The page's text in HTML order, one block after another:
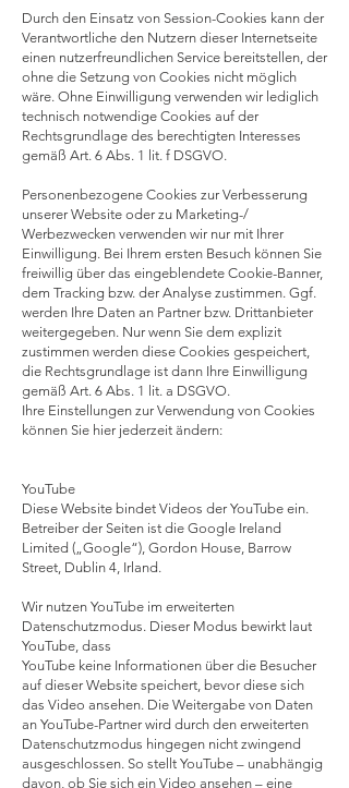
Durch den Einsatz von Session-Cookies kann der
Verantwortliche den Nutzern dieser Internetseite
einen nutzerfreundlichen Service bereitstellen, der
ohne die Setzung von Cookies nicht möglich
wäre. Ohne Einwilligung verwenden wir lediglich
technisch notwendige Cookies auf der
Rechtsgrundlage des berechtigten Interesses
gemäß Art. 6 Abs. 1 lit. f DSGVO.
Personenbezogene Cookies zur Verbesserung
unserer Website oder zu Marketing-/
Werbezwecken verwenden wir nur mit Ihrer
Einwilligung. Bei Ihrem ersten Besuch können Sie
freiwillig über das eingeblendete Cookie-Banner,
dem Tracking bzw. der Analyse zustimmen. Ggf.
werden Ihre Daten an Partner bzw. Drittanbieter
weitergegeben. Nur wenn Sie dem explizit
zustimmen werden diese Cookies gespeichert,
die Rechtsgrundlage ist dann Ihre Einwilligung
gemäß Art. 6 Abs. 1 lit. a DSGVO.
Ihre Einstellungen zur Verwendung von Cookies
können Sie hier jederzeit ändern:
YouTube
Diese Website bindet Videos der YouTube ein.
Betreiber der Seiten ist die Google Ireland
Limited („Google“), Gordon House, Barrow
Street, Dublin 4, Irland.
Wir nutzen YouTube im erweiterten
Datenschutzmodus. Dieser Modus bewirkt laut
YouTube, dass
YouTube keine Informationen über die Besucher
auf dieser Website speichert, bevor diese sich
das Video ansehen. Die Weitergabe von Daten
an YouTube-Partner wird durch den erweiterten
Datenschutzmodus hingegen nicht zwingend
ausgeschlossen. So stellt YouTube – unabhängig
davon, ob Sie sich ein Video ansehen – eine